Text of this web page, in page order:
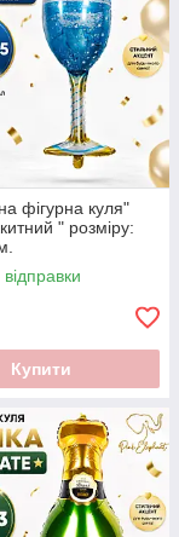
фігурна куля"
" розміру:
Купити